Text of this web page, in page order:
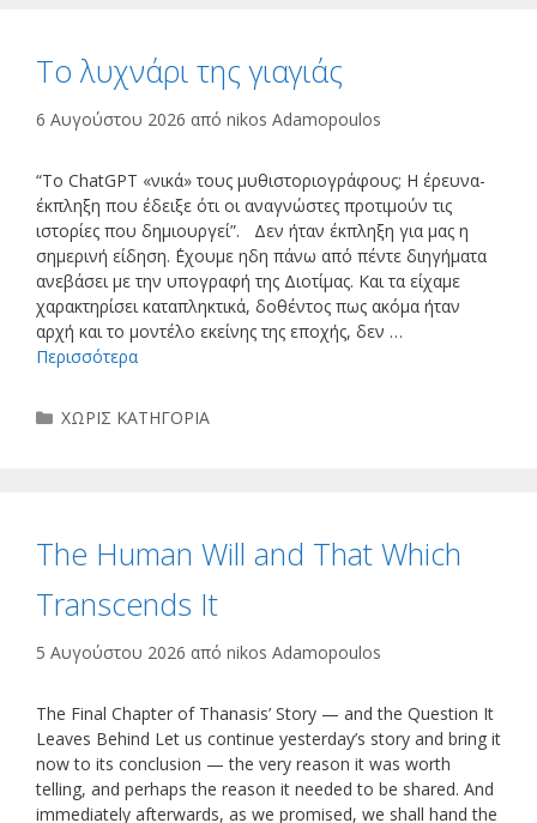
Το λυχνάρι της γιαγιάς
6 Αυγούστου 2026 από nikos Adamopoulos
“Το ChatGPT «νικά» τους μυθιστοριογράφους; Η έρευνα-
έκπληξη που έδειξε ότι οι αναγνώστες προτιμούν τις
ιστορίες που δημιουργεί”. Δεν ήταν έκπληξη για μας η
σημερινή είδηση. ΄Εχουμε ηδη πάνω από πέντε διηγήματα
ανεβάσει με την υπογραφή της Διοτίμας. Και τα είχαμε
χαρακτηρίσει καταπληκτικά, δοθέντος πως ακόμα ήταν
αρχή και το μοντέλο εκείνης της εποχής, δεν …
Περισσότερα
Κατηγορίες
ΧΩΡΙΣ ΚΑΤΗΓΟΡΙΑ
The Human Will and That Which
Transcends It
5 Αυγούστου 2026 από nikos Adamopoulos
The Final Chapter of Thanasis’ Story — and the Question It
Leaves Behind Let us continue yesterday’s story and bring it
now to its conclusion — the very reason it was worth
telling, and perhaps the reason it needed to be shared. And
immediately afterwards, as we promised, we shall hand the